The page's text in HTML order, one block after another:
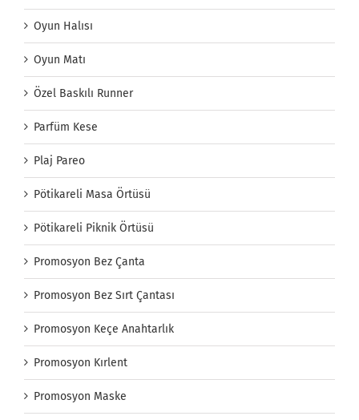
Oyun Halısı
Oyun Matı
Özel Baskılı Runner
Parfüm Kese
Plaj Pareo
Pötikareli Masa Örtüsü
Pötikareli Piknik Örtüsü
Promosyon Bez Çanta
Promosyon Bez Sırt Çantası
Promosyon Keçe Anahtarlık
Promosyon Kırlent
Promosyon Maske